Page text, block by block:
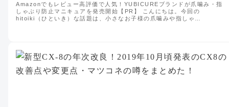
Amazonでもレビュー高評価で人気！YUBICUREブランドが爪噛み・指
しゃぶり防止マニキュアを発売開始【PR】 こんにちは。今回の
hitoiki（ひといき）な話題は、小さなお子様の爪噛みや指しゃ…